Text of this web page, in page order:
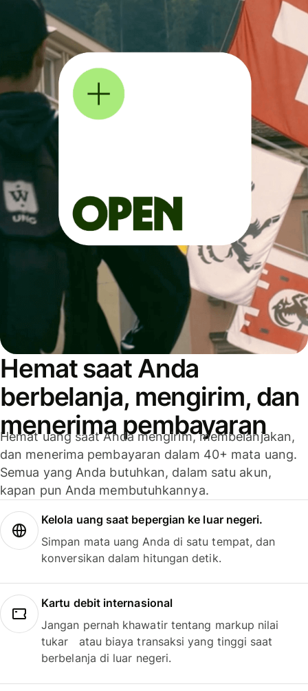
Hemat saat Anda
berbelanja, mengirim, dan
menerima pembayaran
Hemat uang saat Anda mengirim, membelanjakan,
dan menerima pembayaran dalam 40+ mata uang.
Semua yang Anda butuhkan, dalam satu akun,
kapan pun Anda membutuhkannya.
Kelola uang saat bepergian ke luar negeri.
Simpan mata uang Anda di satu tempat, dan
konversikan dalam hitungan detik.
Kartu debit internasional
Jangan pernah khawatir tentang markup nilai
tukar atau biaya transaksi yang tinggi saat
berbelanja di luar negeri.